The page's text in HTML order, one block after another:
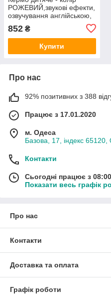
РОЖЕВИЙ,звукові ефекти,
озвучування англійською,
підсвічування, педалі
гальма та газу,
852 ₴
Купити
Про нас
92% позитивних з 388
Працює з 17.01.2020
м. Одеса
Базова, 17, індекс 65120,
Контакти
Сьогодні працює з
Показати весь графік
Про нас
Контакти
Доставка та оплата
Графік роботи